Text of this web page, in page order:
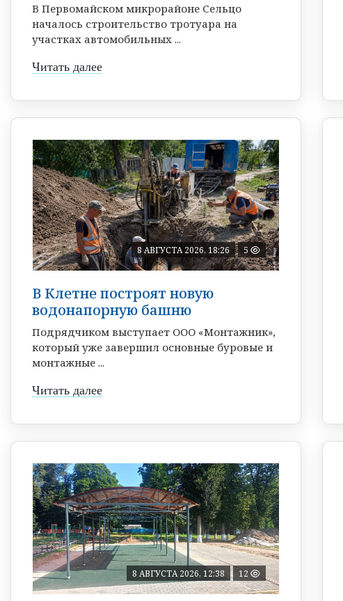
В Первомайском микрорайоне Сельцо
началось строительство тротуара на
участках автомобильных ...
Читать далее
8 АВГУСТА 2026, 18:26 5
В Клетне построят новую
водонапорную башню
Подрядчиком выступает ООО «Монтажник»,
который уже завершил основные буровые и
монтажные ...
Читать далее
8 АВГУСТА 2026, 12:38 12